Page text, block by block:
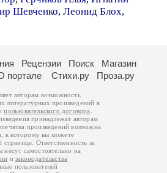
Шевченко, Леонид Блох,
Рецензии Поиск
Магазин
портале Стихи.ру Проза.ру
авторам возможность
литературных произведений в
пользовательского договора
принадлежат авторам
произведений возможна
к которому вы можете
странице. Ответственность за
несут самостоятельно на
изаконодательства
пользователей